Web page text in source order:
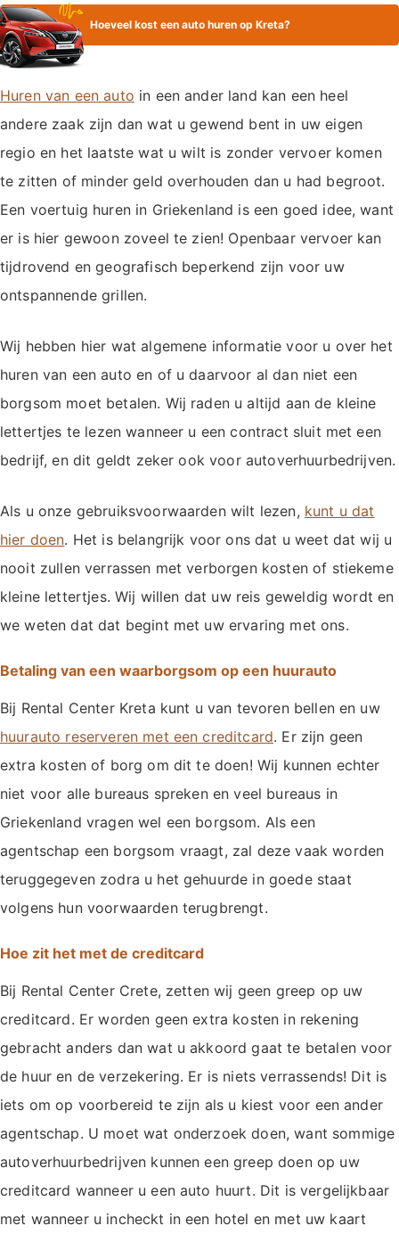
Hoeveel kost een auto huren op Kreta?
Huren van een auto in een ander land kan een heel
andere zaak zijn dan wat u gewend bent in uw eigen
regio en het laatste wat u wilt is zonder vervoer komen
te zitten of minder geld overhouden dan u had begroot.
Een voertuig huren in Griekenland is een goed idee, want
er is hier gewoon zoveel te zien! Openbaar vervoer kan
tijdrovend en geografisch beperkend zijn voor uw
ontspannende grillen.
Wij hebben hier wat algemene informatie voor u over het
huren van een auto en of u daarvoor al dan niet een
borgsom moet betalen. Wij raden u altijd aan de kleine
lettertjes te lezen wanneer u een contract sluit met een
bedrijf, en dit geldt zeker ook voor autoverhuurbedrijven.
Als u onze gebruiksvoorwaarden wilt lezen, kunt u dat
hier doen. Het is belangrijk voor ons dat u weet dat wij u
nooit zullen verrassen met verborgen kosten of stiekeme
kleine lettertjes. Wij willen dat uw reis geweldig wordt en
we weten dat dat begint met uw ervaring met ons.
Betaling van een waarborgsom op een huurauto
Bij Rental Center Kreta kunt u van tevoren bellen en uw
huurauto reserveren met een creditcard. Er zijn geen
extra kosten of borg om dit te doen! Wij kunnen echter
niet voor alle bureaus spreken en veel bureaus in
Griekenland vragen wel een borgsom. Als een
agentschap een borgsom vraagt, zal deze vaak worden
teruggegeven zodra u het gehuurde in goede staat
volgens hun voorwaarden terugbrengt.
Hoe zit het met de creditcard
Bij Rental Center Crete, zetten wij geen greep op uw
creditcard. Er worden geen extra kosten in rekening
gebracht anders dan wat u akkoord gaat te betalen voor
de huur en de verzekering. Er is niets verrassends! Dit is
iets om op voorbereid te zijn als u kiest voor een ander
agentschap. U moet wat onderzoek doen, want sommige
autoverhuurbedrijven kunnen een greep doen op uw
creditcard wanneer u een auto huurt. Dit is vergelijkbaar
met wanneer u incheckt in een hotel en met uw kaart